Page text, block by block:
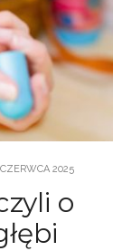
2025
o